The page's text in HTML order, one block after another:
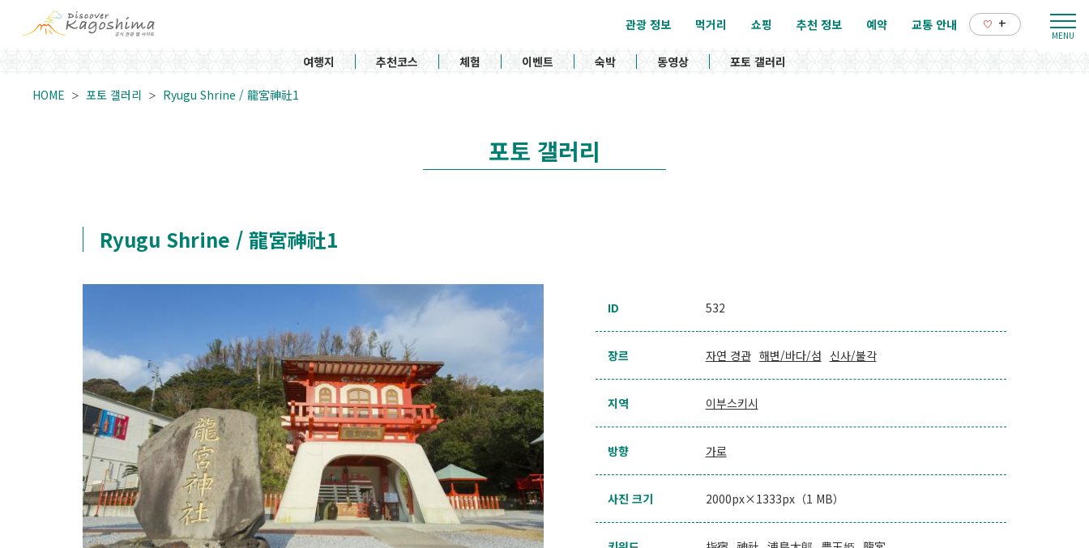
관광 정보 먹거리 쇼핑 추천 정보 예약 교통 안내 +
여행지 추천코스 체험 이벤트 숙박 동영상 포토 갤러리
HOME 포토 갤러리 Ryugu Shrine / 龍宮神社1
포토 갤러리
Ryugu Shrine / 龍宮神社1
ID 532
장르 자연 경관 해변/바다/섬 신사/불각
지역 이부스키시
방향 가로
사진 크기 2000px×1333px（1 MB）